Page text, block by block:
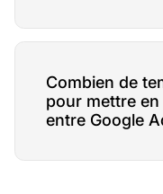
Combien de
pour mettre
entre Google